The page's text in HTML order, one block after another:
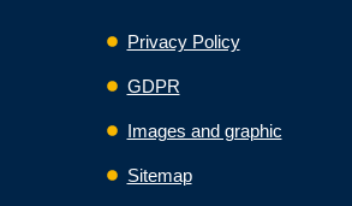
Privacy Policy
GDPR
Images and graphic
Sitemap